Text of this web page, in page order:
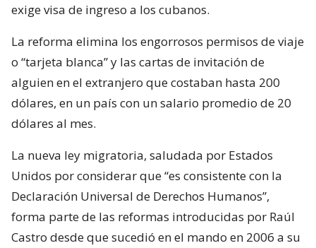
exige visa de ingreso a los cubanos.
La reforma elimina los engorrosos permisos de viaje
o “tarjeta blanca” y las cartas de invitación de
alguien en el extranjero que costaban hasta 200
dólares, en un país con un salario promedio de 20
dólares al mes.
La nueva ley migratoria, saludada por Estados
Unidos por considerar que “es consistente con la
Declaración Universal de Derechos Humanos”,
forma parte de las reformas introducidas por Raúl
Castro desde que sucedió en el mando en 2006 a su